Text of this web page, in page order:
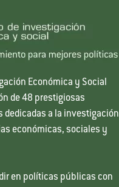
Económica y Social
de 48 prestigiosas
a la investigación
económicas, sociales y
en políticas públicas con